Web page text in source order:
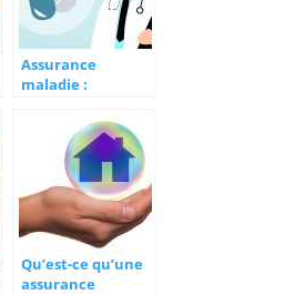
Assurance
maladie :
Qu’est-ce qu’une
assurance